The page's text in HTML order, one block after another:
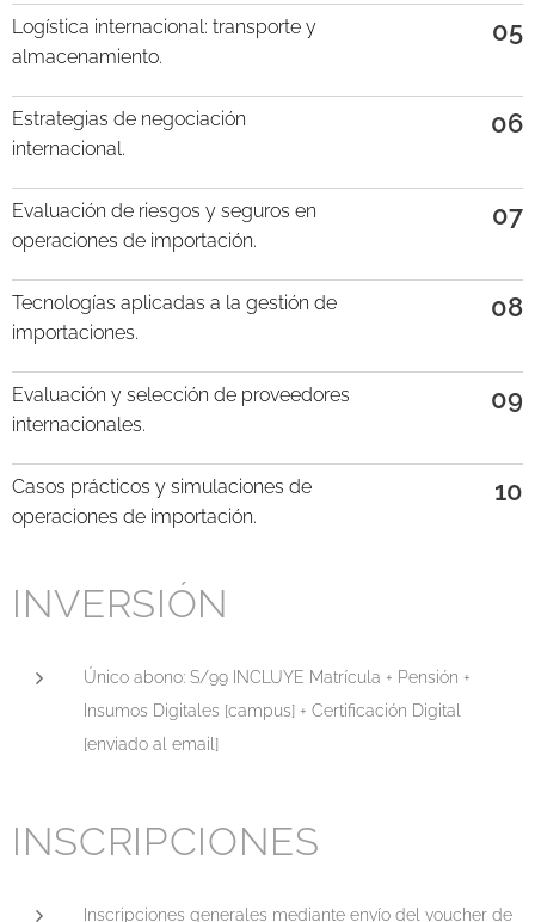
Logística internacional: transporte y
almacenamiento.
05
Estrategias de negociación
internacional.
06
Evaluación de riesgos y seguros en
operaciones de importación.
07
Tecnologías aplicadas a la gestión de
importaciones.
08
Evaluación y selección de proveedores
internacionales.
09
Casos prácticos y simulaciones de
operaciones de importación.
10
INVERSIÓN
Único abono: S/99 INCLUYE Matrícula + Pensión +
Insumos Digitales [campus] + Certificación Digital
[enviado al email]
INSCRIPCIONES
Inscripciones generales mediante envío del voucher de